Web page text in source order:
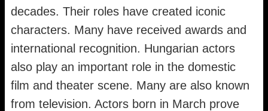
decades. Their roles have created iconic
characters. Many have received awards and
international recognition. Hungarian actors
also play an important role in the domestic
film and theater scene. Many are also known
from television. Actors born in March prove